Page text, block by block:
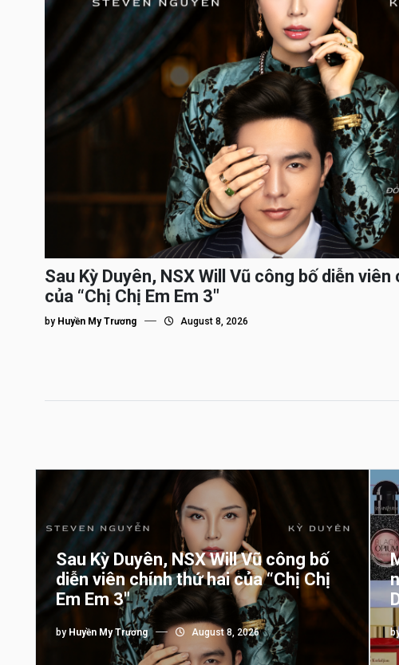
Sau Kỳ Duyên, NSX Will Vũ công bố diễn
của “Chị Chị Em Em 3″
by Huyền My Trương August 8, 2026
Sau Kỳ Duyên, NSX Will Vũ công bố
diễn viên chính thứ hai của “Chị Chị
Em Em 3″
by Huyền My Trương August 8, 2026